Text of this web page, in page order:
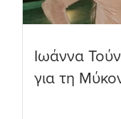
Ιωάννα
για τη